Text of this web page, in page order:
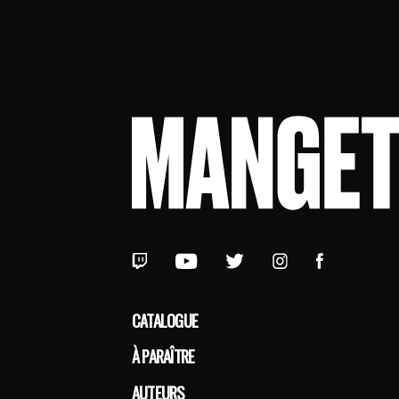
CATALOGUE
À PARAÎTRE
AUTEURS